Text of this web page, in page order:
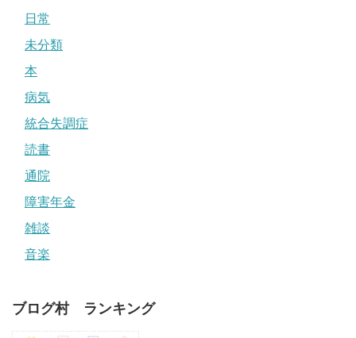
日常
未分類
本
病気
統合失調症
読書
通院
障害年金
雑談
音楽
ブログ村 ランキング